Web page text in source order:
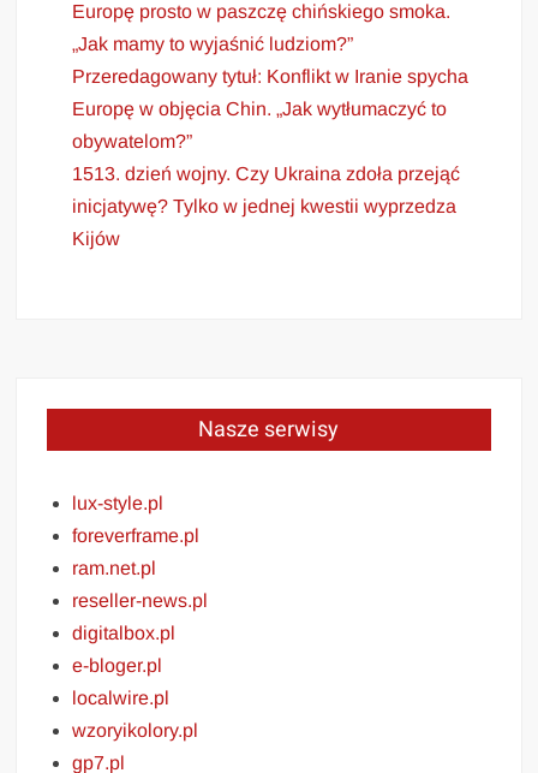
Europę prosto w paszczę chińskiego smoka.
„Jak mamy to wyjaśnić ludziom?”
Przeredagowany tytuł: Konflikt w Iranie spycha
Europę w objęcia Chin. „Jak wytłumaczyć to
obywatelom?”
1513. dzień wojny. Czy Ukraina zdoła przejąć
inicjatywę? Tylko w jednej kwestii wyprzedza
Kijów
Nasze serwisy
lux-style.pl
foreverframe.pl
ram.net.pl
reseller-news.pl
digitalbox.pl
e-bloger.pl
localwire.pl
wzoryikolory.pl
gp7.pl